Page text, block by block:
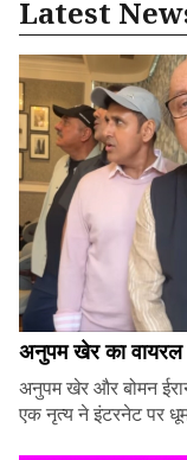
Latest
अनुपम खेर का वायरल
अनुपम खेर और बोमन
एक नृत्य ने इंटरनेट पर